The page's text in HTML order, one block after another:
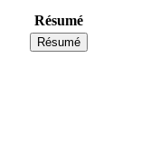
Résumé
Résumé